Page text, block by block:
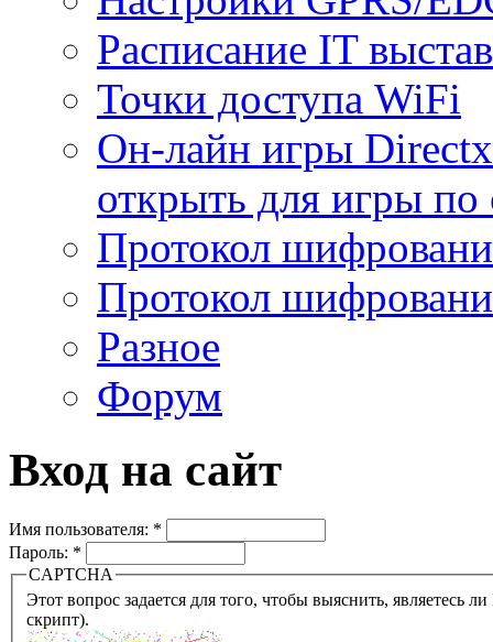
Расписание IT
Точки доступа WiFi
Он-лайн игры
открыть для игры по
Протокол
Протокол
Разное
Форум
Вход на сайт
Имя пользователя: *
Пароль: *
CAPTCHA
Этот вопрос задается для того, чтобы выяснить, являетесь ли Вы человеком или представляете из себя робота
скрипт).